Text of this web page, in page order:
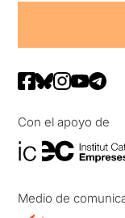
Con el apoyo de
Medio de